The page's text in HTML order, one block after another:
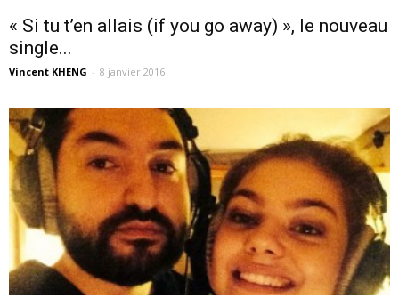
« Si tu t’en allais (if you go away) », le nouveau
single...
Vincent KHENG - 8 janvier 2016